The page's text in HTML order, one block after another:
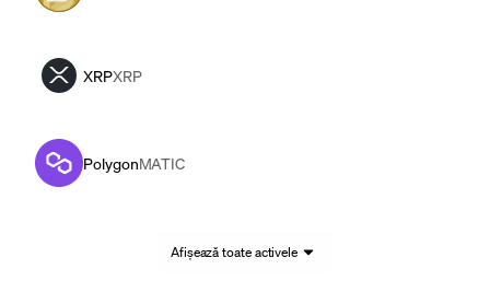
XRPXRP
PolygonMATIC
Afișează toate activele